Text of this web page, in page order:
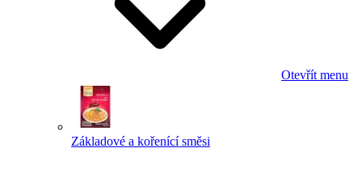
Otevřít menu
Základové a kořenící směsi